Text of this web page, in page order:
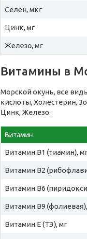
Селен, мкг
Цинк, мг
Железо, мг
Витамины в
Морской окунь, все
кислоты, Холестерин,
Цинк, Железо.
Витамин
Витамин B1 (тиамин),
Витамин B2
Витамин B6
Витамин B9
Витамин E (ТЭ), мг